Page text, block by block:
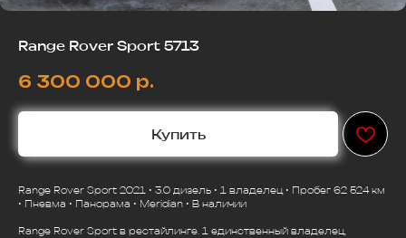
Range Rover Sport 5713
6 300 000 р.
Купить
Range Rover Sport 2021 • 3.0 дизель • 1 владелец • Пробег 62 524 км
• Пневма • Панорама • Meridian • В наличии
Range Rover Sport в рестайлинге. 1 единственный владелец,